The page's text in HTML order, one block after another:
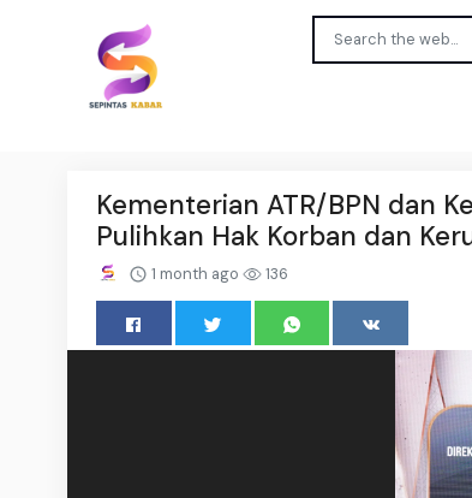
Kementerian ATR/BPN dan
Pulihkan Hak Korban dan
1 month ago 136